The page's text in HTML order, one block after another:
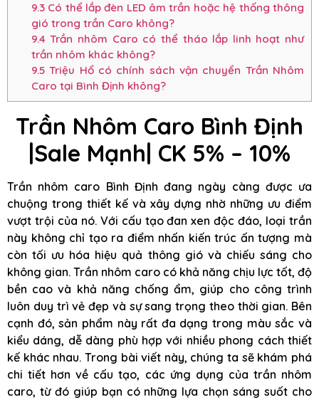
9.3Có thể lắp đèn LED âm trần hoặc hệ thống thông
gió trong trần Caro không?
9.4 Trần nhôm Caro có thể tháo lắp linh hoạt như
trần nhôm khác không?
9.5Triệu Hổ có chính sách vận chuyển Trần Nhôm
Caro tại Bình Định không?
Trần Nhôm Caro Bình Định
|Sale Mạnh| CK 5% – 10%
Trần nhôm caro Bình Định đang ngày càng được ưa
chuộng trong thiết kế và xây dựng nhờ những ưu điểm
vượt trội của nó. Với cấu tạo đan xen độc đáo, loại trần
này không chỉ tạo ra điểm nhấn kiến trúc ấn tượng mà
còn tối ưu hóa hiệu quả thông gió và chiếu sáng cho
không gian. Trần nhôm caro có khả năng chịu lực tốt, độ
bền cao và khả năng chống ẩm, giúp cho công trình
luôn duy trì vẻ đẹp và sự sang trọng theo thời gian. Bên
cạnh đó, sản phẩm này rất đa dạng trong màu sắc và
kiểu dáng, dễ dàng phù hợp với nhiều phong cách thiết
kế khác nhau. Trong bài viết này, chúng ta sẽ khám phá
chi tiết hơn về cấu tạo, các ứng dụng của trần nhôm
caro, từ đó giúp bạn có những lựa chọn sáng suốt cho